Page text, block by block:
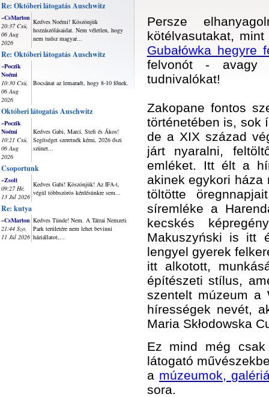
Re: Októberi látogatás Auschwitz
~CsMarton
20:37 Csü,
06 Aug
2026
Kedves Noémi! Köszönjük
hozzászólásaidat. Nem véletlen, hogy
nem tudsz magyar...
Re: Októberi látogatás Auschwitz
~Poczik
Noémi
10:30 Csü,
06 Aug
2026
Bocsánat az lemaradt, hogy 8-10 főnek.
Októberi látogatás Auschwitz
~Poczik
Noémi
10:21 Csü,
06 Aug
2026
Kedves Gabi, Marci, Stefi és Ákos!
Segítséget szeretnék kérni, 2026 őszi
szünet...
Csoportunk
~Zsolt
09:27 Hé,
13 Júl 2026
Kedves Gabi! Köszönjük! Az IFA-t,
végül többszörös kérdésünkre sem...
Re: kutya
~CsMarton
21:44 Szo,
11 Júl 2026
Kedves Tünde! Nem. A Tátrai Nemzeti
Park területére nem lehet bevinni
háziállatot,...
Persze
kötélvasutakat,
Gubałówka hegyre
felvonót -
tudnivalókat!
Zakopane fontos
történetében is, sok
de a XIX század
járt nyaralni,
emléket. Itt élt a
akinek egykori háza
töltötte
síremléke a
kecskés
Makuszyński is itt
lengyel gyerek
itt alkotott,
építészeti stílus,
szentelt múzeum a
hírességek nevét,
Maria Skłodowska
Ez mind még
látogató
a múzeumok,
sora.